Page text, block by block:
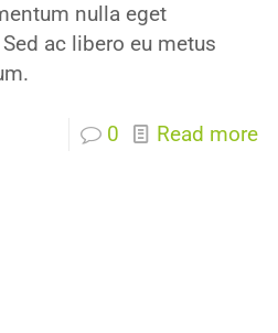
nulla eget
ac libero eu metus
0 Read more